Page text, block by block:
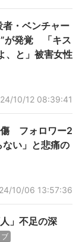
者・ベンチャー
”が発覚 「キス
、と」被害女性
10/12 08:39:41
傷 フォロワー2
い」と悲痛の
10/06 13:57:36
」不足の深